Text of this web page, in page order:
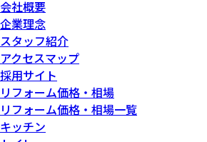
会社概要
企業理念
スタッフ紹介
アクセスマップ
採用サイト
リフォーム価格・相場
リフォーム価格・相場一覧
キッチン